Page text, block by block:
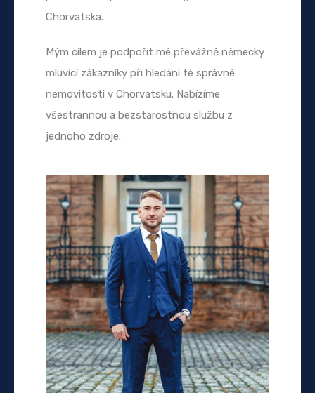
Chorvatska.
Mým cílem je podpořit mé převážně německy
mluvící zákazníky při hledání té správné
nemovitosti v Chorvatsku. Nabízíme
všestrannou a bezstarostnou službu z
jednoho zdroje.